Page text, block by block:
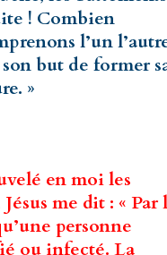
! Combien
l’un
but de former
»
en moi les
me dit : « Par
personne
ou infecté. La